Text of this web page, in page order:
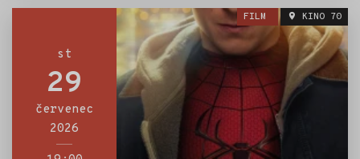
ochraně svého města – je Spider-Manem na plný úvazek –,
ale jak se na něj kladou stále větší nároky, tlak
vyvolává překvapivou fyzickou proměnu, která ohrožuje
jeho existenci a to i přesto, že podivný nový vzorec
zločinů dává vzniknout jedné z nejmocnějších hrozeb,
jaké kdy čelil.
st
29
červenec
2026
FILM KINO 70